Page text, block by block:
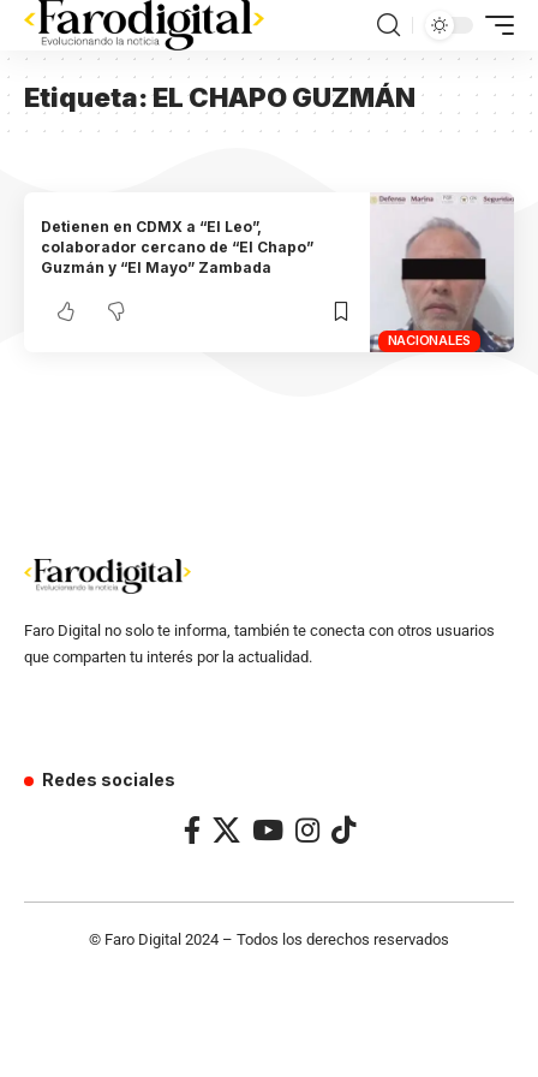
Etiqueta:EL CHAPO GUZMÁN
NACIONALES
Detienen en CDMX a “El Leo”,
colaborador cercano de “El Chapo”
Guzmán y “El Mayo” Zambada
Faro Digital no solo te informa, también te conecta con otros usuarios
que comparten tu interés por la actualidad.
Redes sociales
© Faro Digital 2024 – Todos los derechos reservados